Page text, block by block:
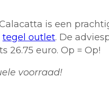
37,45.
is een
tegel outlet. De
26.75 euro. Op = Op!
voorraad!